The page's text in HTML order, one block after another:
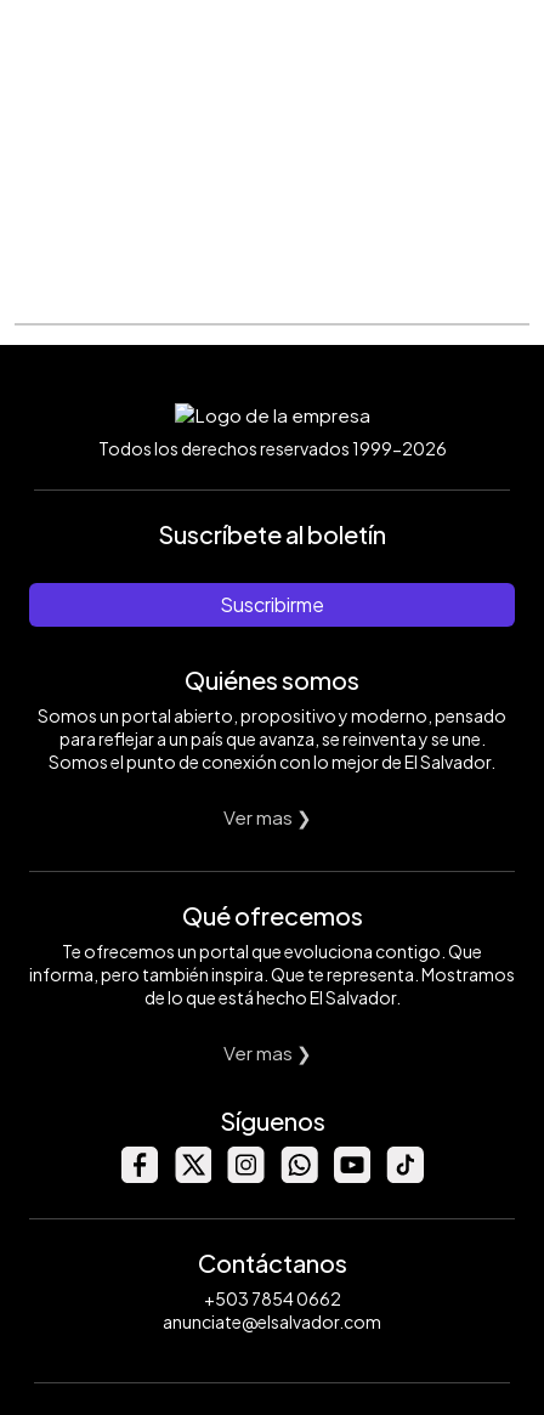
Todos los derechos reservados 1999-2026
Suscríbete al boletín
Suscribirme
Quiénes somos
Somos un portal abierto, propositivo y moderno, pensado
para reflejar a un país que avanza, se reinventa y se une.
Somos el punto de conexión con lo mejor de El Salvador.
Ver mas ❯
Qué ofrecemos
Te ofrecemos un portal que evoluciona contigo. Que
informa, pero también inspira. Que te representa. Mostramos
de lo que está hecho El Salvador.
Ver mas ❯
Síguenos
Contáctanos
+503 7854 0662
anunciate@elsalvador.com